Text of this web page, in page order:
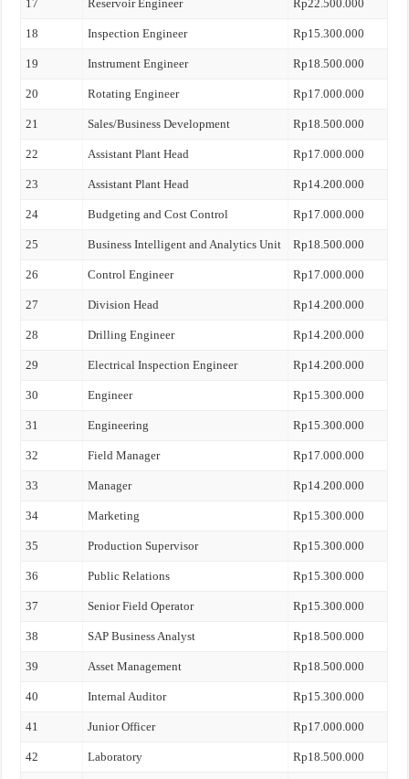
17 Reservoir Engineer Rp22.500.000
18 Inspection Engineer Rp15.300.000
19 Instrument Engineer Rp18.500.000
20 Rotating Engineer Rp17.000.000
21 Sales/Business Development Rp18.500.000
22 Assistant Plant Head Rp17.000.000
23 Assistant Plant Head Rp14.200.000
24 Budgeting and Cost Control Rp17.000.000
25 Business Intelligent and Analytics Unit Rp18.500.000
26 Control Engineer Rp17.000.000
27 Division Head Rp14.200.000
28 Drilling Engineer Rp14.200.000
29 Electrical Inspection Engineer Rp14.200.000
30 Engineer Rp15.300.000
31 Engineering Rp15.300.000
32 Field Manager Rp17.000.000
33 Manager Rp14.200.000
34 Marketing Rp15.300.000
35 Production Supervisor Rp15.300.000
36 Public Relations Rp15.300.000
37 Senior Field Operator Rp15.300.000
38 SAP Business Analyst Rp18.500.000
39 Asset Management Rp18.500.000
40 Internal Auditor Rp15.300.000
41 Junior Officer Rp17.000.000
42 Laboratory Rp18.500.000